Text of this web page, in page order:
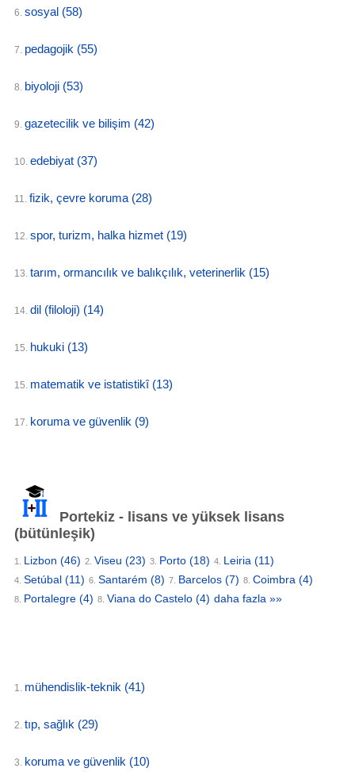
6. sosyal (58)
7. pedagojik (55)
8. biyoloji (53)
9. gazetecilik ve bilişim (42)
10. edebiyat (37)
11. fizik, çevre koruma (28)
12. spor, turizm, halka hizmet (19)
13. tarım, ormancılık ve balıkçılık, veterinerlik (15)
14. dil (filoloji) (14)
15. hukuki (13)
15. matematik ve istatistikî (13)
17. koruma ve güvenlik (9)
Portekiz - lisans ve yüksek lisans
(bütünleşik)
1. Lizbon (46) 2. Viseu (23) 3. Porto (18) 4. Leiria (11)
4. Setúbal (11) 6. Santarém (8) 7. Barcelos (7) 8. Coimbra (4)
8. Portalegre (4) 8. Viana do Castelo (4) daha fazla »»
1. mühendislik-teknik (41)
2. tıp, sağlık (29)
3. koruma ve güvenlik (10)